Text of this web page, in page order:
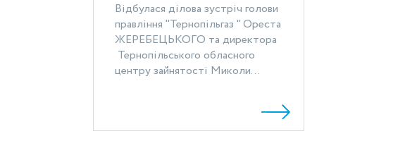
Відбулася ділова зустріч голови
правління "Тернопільгаз " Ореста
ЖЕРЕБЕЦЬКОГО та директора
Тернопільського обласного
центру зайнятості Миколи...